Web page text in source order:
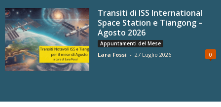
Transiti di ISS International
Space Station e Tiangong –
Agosto 2026
Appuntamenti del Mese
Lara Fossi - 27 Luglio 2026 0